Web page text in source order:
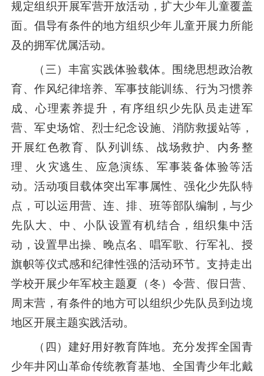
规定组织开展军营开放活动，扩大少年儿童覆盖
面。倡导有条件的地方组织少年儿童开展力所能
及的拥军优属活动。
（三）丰富实践体验载体。围绕思想政治教
育、作风纪律培养、军事技能训练、行为习惯养
成、心理素养提升，有序组织少先队员走进军
营、军史场馆、烈士纪念设施、消防救援站等，
开展红色教育、队列训练、战场救护、内务整
理、火灾逃生、应急演练、军事装备体验等活
动。活动项目载体突出军事属性、强化少先队特
点，可以运用营、连、排、班等部队编制，与少
先队大、中、小队设置有机结合，组织集中活
动，设置早出操、晚点名、唱军歌、行军礼、授
旗帜等仪式感和纪律性强的活动环节。支持走出
学校开展少年军校主题夏（冬）令营、假日营、
周末营，有条件的地方可以组织少先队员到边境
地区开展主题实践活动。
（四）建好用好教育阵地。充分发挥全国青
少年井冈山革命传统教育基地、全国青少年北戴